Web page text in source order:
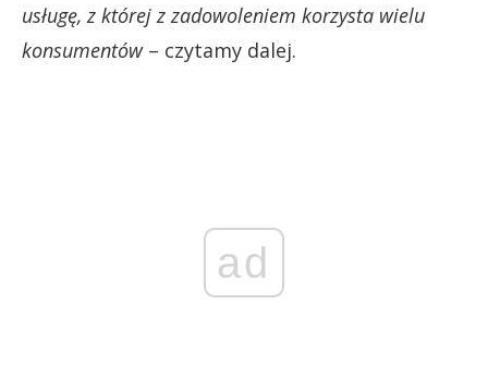
usługę, z której z zadowoleniem korzysta wielu
konsumentów– czytamy dalej.
ad